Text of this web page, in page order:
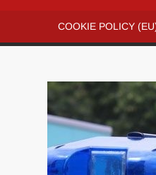
COOKIE POLICY